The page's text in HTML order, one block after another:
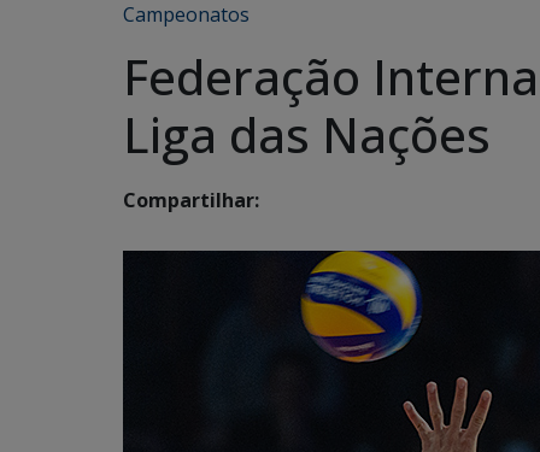
Campeonatos
Federação
Liga das Nações
Compartilhar: